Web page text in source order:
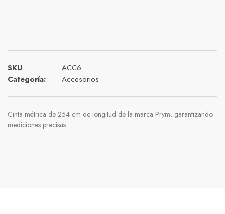
SKU
ACC6
Categoría:
Accesorios
Cinta métrica de 254 cm de longitud de la marca Prym, garantizando
mediciones precisas.